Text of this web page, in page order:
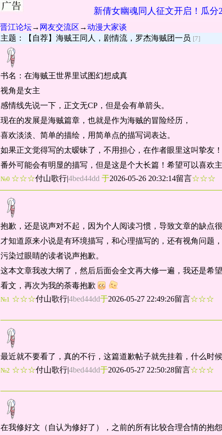
新倩女幽魂同人征文开启！瓜分
晋江论坛→ 网友交流区 →动漫大家谈
主题：【自荐】海贼王同人，剧情流，罗杰海贼团一员 [7]
书名：在海贼王世界里试图幻想成真
视角是女主
感情线先说一下，正文无CP，但是会有单箭头。
现在的发展是海贼篇章，也就是作为海贼的冒险经历，
喜欢淡淡、简单的描绘，用简单点的描写词表达。
如果正文觉得写的太暧昧了，不用担心，在作者眼里这叫挚友
番外可能会有明显的描写，但是这是个大长篇！希望可以喜欢
№0 ☆☆☆付山歌行|4bed44dd 于2026-05-26 20:32:14留言
抱歉，还是说声对不起，因为个人阅读习惯，导致文章的缺点
才知道原来小说是有环境描写，和心理描写的，还有视角问题
污染过眼睛的读者说声抱歉。
这本文章我改大纲了，然后后面会全文再大修一遍，我还是希
看文，再次为我的荼毒抱歉
№1 ☆☆☆付山歌行|4bed44dd于2026-05-27 22:49:26留言☆☆☆
最近就不要看了，真的不行，这篇道歉帖子就先挂着，什么时
№2 ☆☆☆付山歌行|4bed44dd于2026-05-27 22:50:28留言☆☆☆
在我修好文（自认为修好了），之前的所有比较合理合情的抱